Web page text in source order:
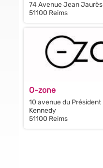
74 Avenue Jean Jaurès
51100 Reims
O-zone
10 avenue du Président
Kennedy
51100 Reims